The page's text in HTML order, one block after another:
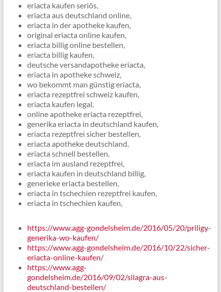
eriacta kaufen seriös,
eriacta aus deutschland online,
eriacta in der apotheke kaufen,
original eriacta online kaufen,
eriacta billig online bestellen,
eriacta billig kaufen,
deutsche versandapotheke eriacta,
eriacta in apotheke schweiz,
wo bekommt man günstig eriacta,
eriacta rezeptfrei schweiz kaufen,
eriacta kaufen legal,
online apotheke eriacta rezeptfrei,
generika eriacta in deutschland kaufen,
eriacta rezeptfrei sicher bestellen,
eriacta apotheke deutschland,
eriacta schnell bestellen,
eriacta im ausland rezeptfrei,
eriacta kaufen in deutschland billig,
generieke eriacta bestellen,
eriacta in tschechien rezeptfrei kaufen,
eriacta in tschechien kaufen,
https://www.agg-gondelsheim.de/2016/05/20/priligy-
generika-wo-kaufen/
https://www.agg-gondelsheim.de/2016/10/22/sicher-
eriacta-online-kaufen/
https://www.agg-
gondelsheim.de/2016/09/02/silagra-aus-
deutschland-bestellen/